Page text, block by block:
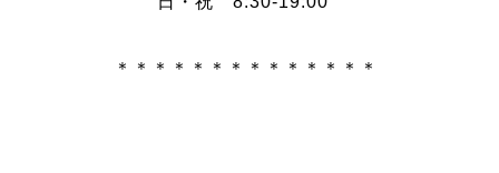
＊＊＊＊＊＊＊＊＊＊＊＊＊＊